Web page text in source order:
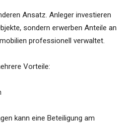
Ansatz. Anleger investieren
sondern erwerben Anteile an
professionell verwaltet.
Vorteile:
kann eine Beteiligung am